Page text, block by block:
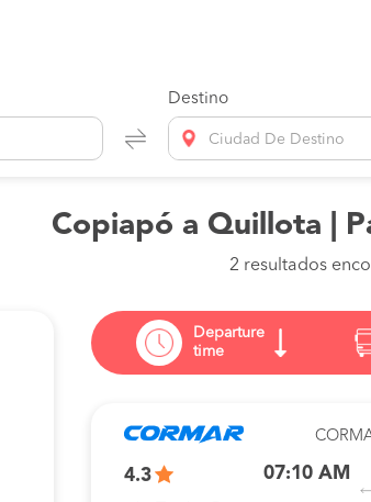
Destino
Ciudad De Destino
Copiapó a Quillota |
2 resultados
Departure
time
4.3 07:10 AM